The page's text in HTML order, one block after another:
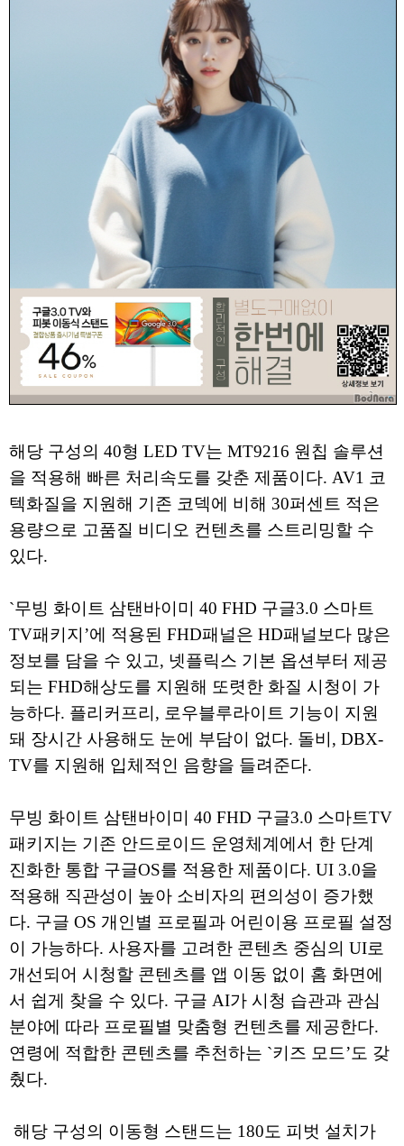
해당 구성의 40형 LED TV는 MT9216 원칩 솔루션
을 적용해 빠른 처리속도를 갖춘 제품이다. AV1 코
텍화질을 지원해 기존 코덱에 비해 30퍼센트 적은
용량으로 고품질 비디오 컨텐츠를 스트리밍할 수
있다.
`무빙 화이트 삼탠바이미 40 FHD 구글3.0 스마트
TV패키지’에 적용된 FHD패널은 HD패널보다 많은
정보를 담을 수 있고, 넷플릭스 기본 옵션부터 제공
되는 FHD해상도를 지원해 또렷한 화질 시청이 가
능하다. 플리커프리, 로우블루라이트 기능이 지원
돼 장시간 사용해도 눈에 부담이 없다. 돌비, DBX-
TV를 지원해 입체적인 음향을 들려준다.
무빙 화이트 삼탠바이미 40 FHD 구글3.0 스마트TV
패키지는 기존 안드로이드 운영체계에서 한 단계
진화한 통합 구글OS를 적용한 제품이다. UI 3.0을
적용해 직관성이 높아 소비자의 편의성이 증가했
다. 구글 OS 개인별 프로필과 어린이용 프로필 설정
이 가능하다. 사용자를 고려한 콘텐츠 중심의 UI로
개선되어 시청할 콘텐츠를 앱 이동 없이 홈 화면에
서 쉽게 찾을 수 있다. 구글 AI가 시청 습관과 관심
분야에 따라 프로필별 맞춤형 컨텐츠를 제공한다.
연령에 적합한 콘텐츠를 추천하는 `키즈 모드’도 갖
췄다.
해당 구성의 이동형 스탠드는 180도 피벗 설치가